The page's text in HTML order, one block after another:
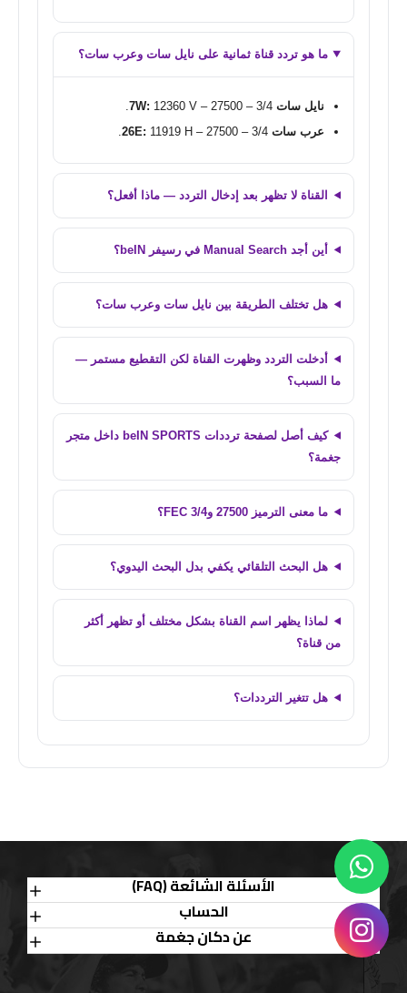
ما هو تردد قناة ثمانية على نايل سات وعرب سات؟
نايل سات 7W: 12360 V – 27500 – 3/4.
عرب سات 26E: 11919 H – 27500 – 3/4.
القناة لا تظهر بعد إدخال التردد — ماذا أفعل؟
أين أجد Manual Search في رسيفر beIN؟
هل تختلف الطريقة بين نايل سات وعرب سات؟
أدخلت التردد وظهرت القناة لكن التقطيع مستمر —
ما السبب؟
كيف أصل لصفحة ترددات beIN SPORTS داخل متجر
جغمة؟
ما معنى الترميز 27500 وFEC 3/4؟
هل البحث التلقائي يكفي بدل البحث اليدوي؟
لماذا يظهر اسم القناة بشكل مختلف أو تظهر أكثر
من قناة؟
هل تتغير الترددات؟
الأسئلة الشائعة (FAQ)
الحساب
عن دكان جغمة